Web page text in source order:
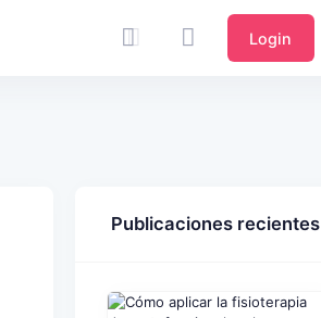
Login
Publicaciones recientes